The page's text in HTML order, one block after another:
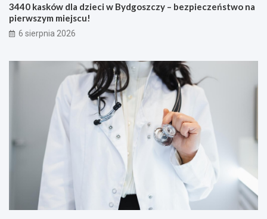
3440 kasków dla dzieci w Bydgoszczy – bezpieczeństwo na
pierwszym miejscu!
6 sierpnia 2026